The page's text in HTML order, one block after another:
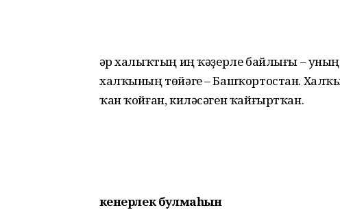
Һәр халыҡтың иң ҡәҙерле байлығы –
халҡының төйәге – Башҡортостан.
ҡан ҡойған, киләсәген ҡайғыртҡан.
Үкенерлек булмаһын